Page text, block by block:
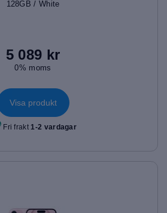
128GB / White
5 089 kr
0% moms
Visa produkt
Fri frakt1-2 vardagar